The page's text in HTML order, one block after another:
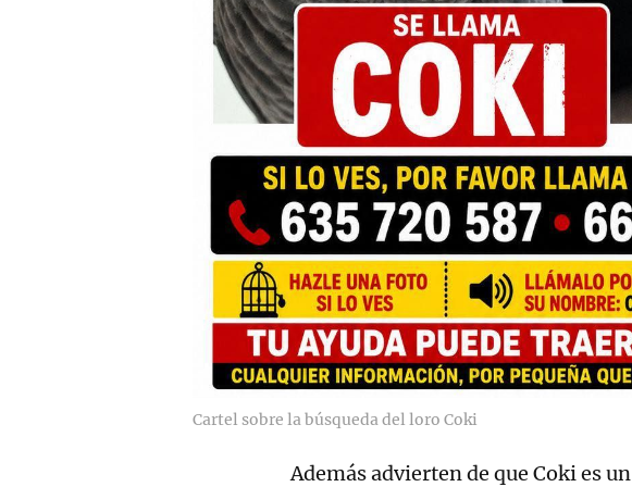
Cartel sobre la búsqueda del loro Coki
Además advierten de que Coki es un